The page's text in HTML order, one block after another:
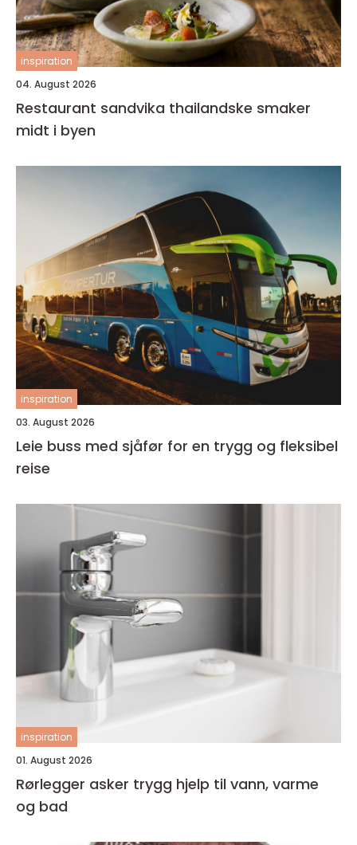
inspiration
04. August 2026
Restaurant sandvika thailandske smaker
midt i byen
inspiration
03. August 2026
Leie buss med sjåfør for en trygg og fleksibel
reise
inspiration
01. August 2026
Rørlegger asker trygg hjelp til vann, varme
og bad